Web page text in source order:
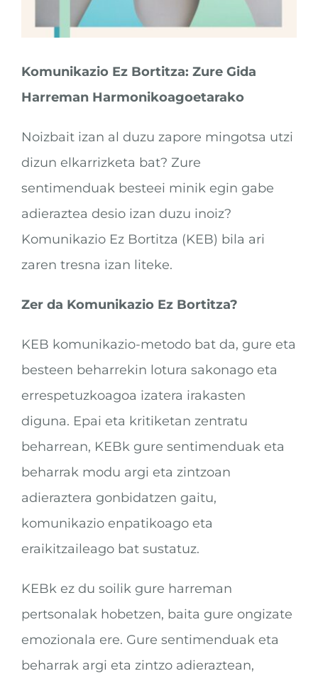
Komunikazio Ez Bortitza: Zure Gida
Harreman Harmonikoagoetarako
Noizbait izan al duzu zapore mingotsa utzi
dizun elkarrizketa bat? Zure
sentimenduak besteei minik egin gabe
adieraztea desio izan duzu inoiz?
Komunikazio Ez Bortitza (KEB) bila ari
zaren tresna izan liteke.
Zer da Komunikazio Ez Bortitza?
KEB komunikazio-metodo bat da, gure eta
besteen beharrekin lotura sakonago eta
errespetuzkoagoa izatera irakasten
diguna. Epai eta kritiketan zentratu
beharrean, KEBk gure sentimenduak eta
beharrak modu argi eta zintzoan
adieraztera gonbidatzen gaitu,
komunikazio enpatikoago eta
eraikitzaileago bat sustatuz.
KEBk ez du soilik gure harreman
pertsonalak hobetzen, baita gure ongizate
emozionala ere. Gure sentimenduak eta
beharrak argi eta zintzo adieraztean,